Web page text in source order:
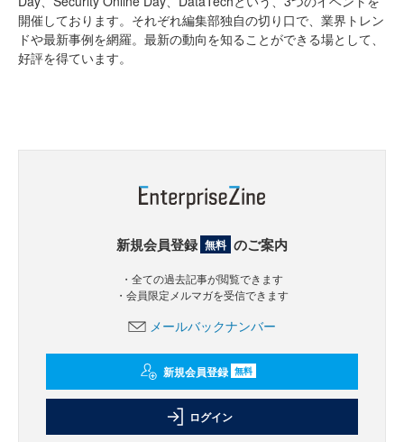
開催しております。それぞれ編集部独自の切り口で、業界トレン
ドや最新事例を網羅。最新の動向を知ることができる場として、
好評を得ています。
新規会員登録 無料 のご案内
・全ての過去記事が閲覧できます
・会員限定メルマガを受信できます
メールバックナンバー
新規会員登録 無料
ログイン